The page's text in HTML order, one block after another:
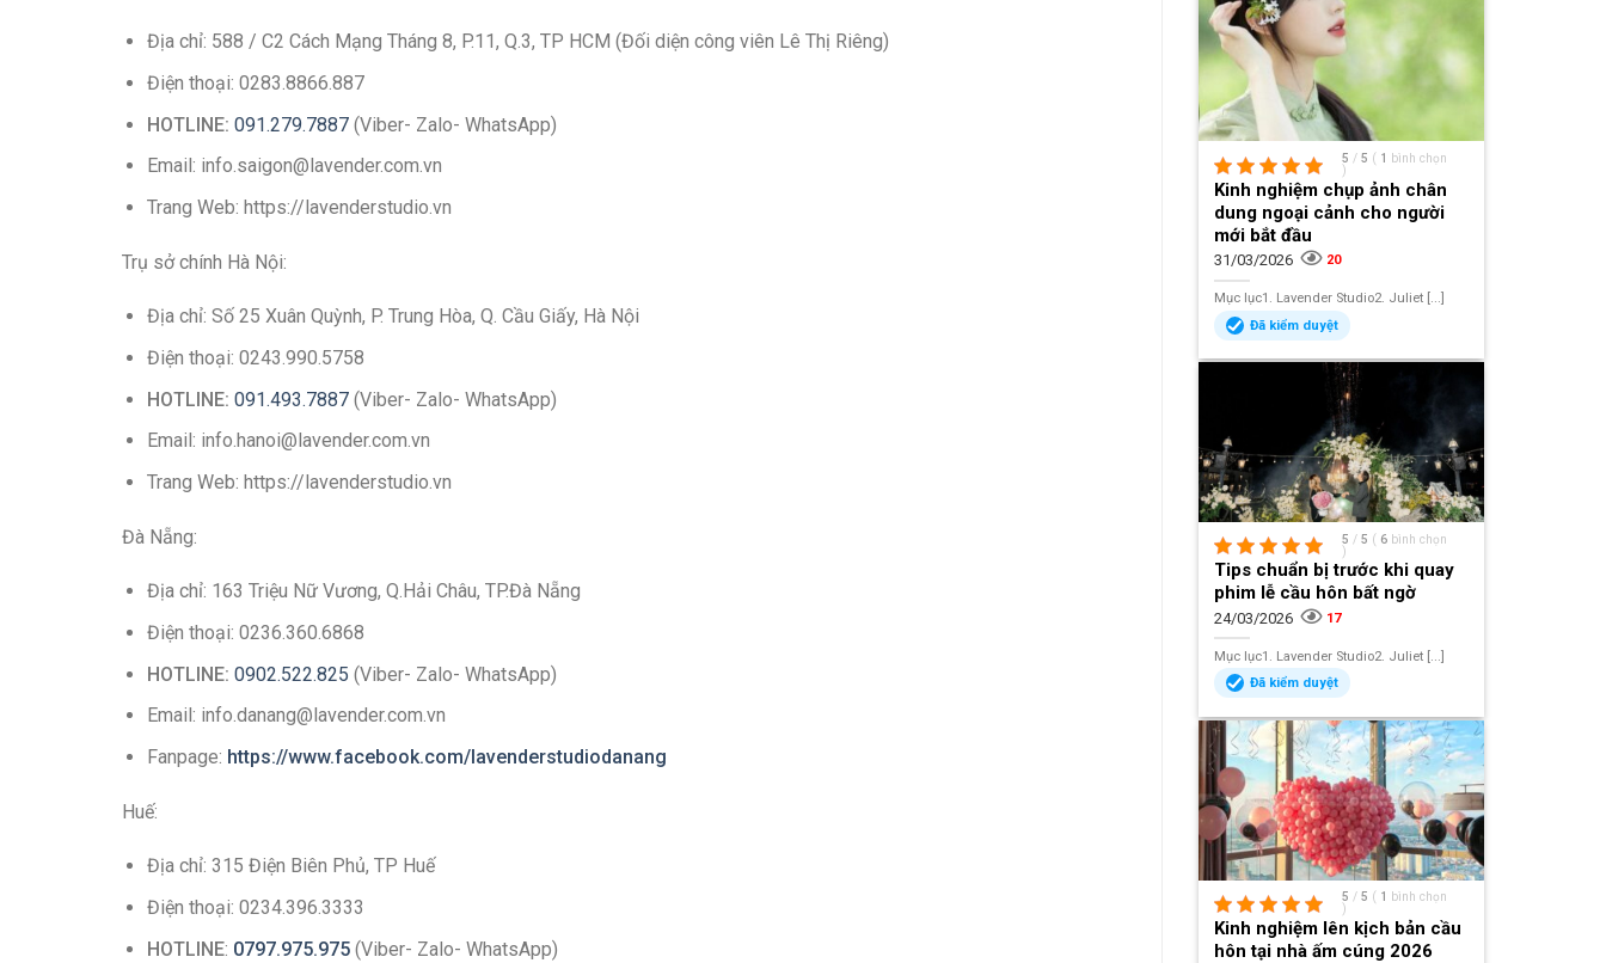
Địa chỉ: 588 / C2 Cách Mạng Tháng 8, P.11, Q.3, TP HCM (Đối diện công viên Lê Thị Riêng)
Điện thoại: 0283.8866.887
HOTLINE: 091.279.7887(Viber- Zalo- WhatsApp)
Email: info.saigon@lavender.com.vn
Trang Web: https://lavenderstudio.vn
Trụ sở chính Hà Nội:
Địa chỉ: Số 25 Xuân Quỳnh, P. Trung Hòa, Q. Cầu Giấy, Hà Nội
Điện thoại: 0243.990.5758
HOTLINE: 091.493.7887(Viber- Zalo- WhatsApp)
Email: info.hanoi@lavender.com.vn
Trang Web: https://lavenderstudio.vn
Đà Nẵng:
Địa chỉ: 163 Triệu Nữ Vương, Q.Hải Châu, TP.Đà Nẵng
Điện thoại: 0236.360.6868
HOTLINE: 0902.522.825 (Viber- Zalo- WhatsApp)
Email: info.danang@lavender.com.vn
Fanpage: https://www.facebook.com/lavenderstudiodanang
Huế:
Địa chỉ: 315 Điện Biên Phủ, TP Huế
Điện thoại: 0234.396.3333
HOTLINE: 0797.975.975(Viber- Zalo- WhatsApp)
5 / 5 ( 1
bình chọn
)
Kinh nghiệm chụp ảnh chân
dung ngoại cảnh cho người
mới bắt đầu
31/03/2026 20
Mục lục1. Lavender Studio2. Juliet [...]
Đã kiểm duyệt
5 / 5 ( 6 bình chọn
)
Tips chuẩn bị trước khi quay
phim lễ cầu hôn bất ngờ
24/03/2026 17
Mục lục1. Lavender Studio2. Juliet [...]
Đã kiểm duyệt
5 / 5 ( 1
bình chọn
)
Kinh nghiệm lên kịch bản cầu
hôn tại nhà ấm cúng 2026